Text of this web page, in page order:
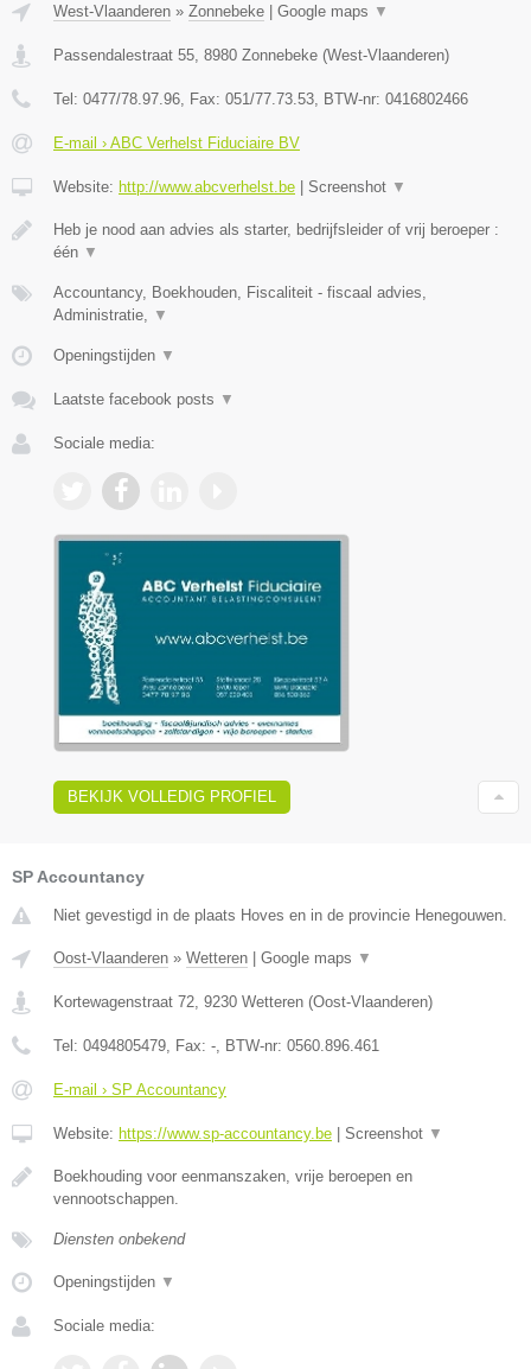
West-Vlaanderen » Zonnebeke Google maps ▼
Passendalestraat 55 8980 Zonnebeke (West-Vlaanderen)
Tel: 0477/78.97.96 , Fax: 051/77.73.53 , BTW-nr: 0416802466
E-mail › ABC Verhelst Fiduciaire BV
Website: http://www.abcverhelst.be Screenshot ▼
Heb je nood aan advies als starter, bedrijfsleider of vrij beroeper :
één ▼
Accountancy, Boekhouden, Fiscaliteit - fiscaal advies,
Administratie,
▼
Openingstijden ▼
Laatste facebook posts ▼
Sociale media:
BEKIJK VOLLEDIG PROFIEL
SP Accountancy
Niet gevestigd in de plaats Hoves en in de provincie Henegouwen.
Oost-Vlaanderen » Wetteren Google maps ▼
Kortewagenstraat 72, 9230 Wetteren (Oost-Vlaanderen)
Tel: 0494805479, Fax: -, BTW-nr: 0560.896.461
E-mail › SP Accountancy
Website: https://www.sp-accountancy.be Screenshot ▼
Boekhouding voor eenmanszaken, vrije beroepen en
vennootschappen.
Diensten onbekend
Openingstijden ▼
Sociale media: